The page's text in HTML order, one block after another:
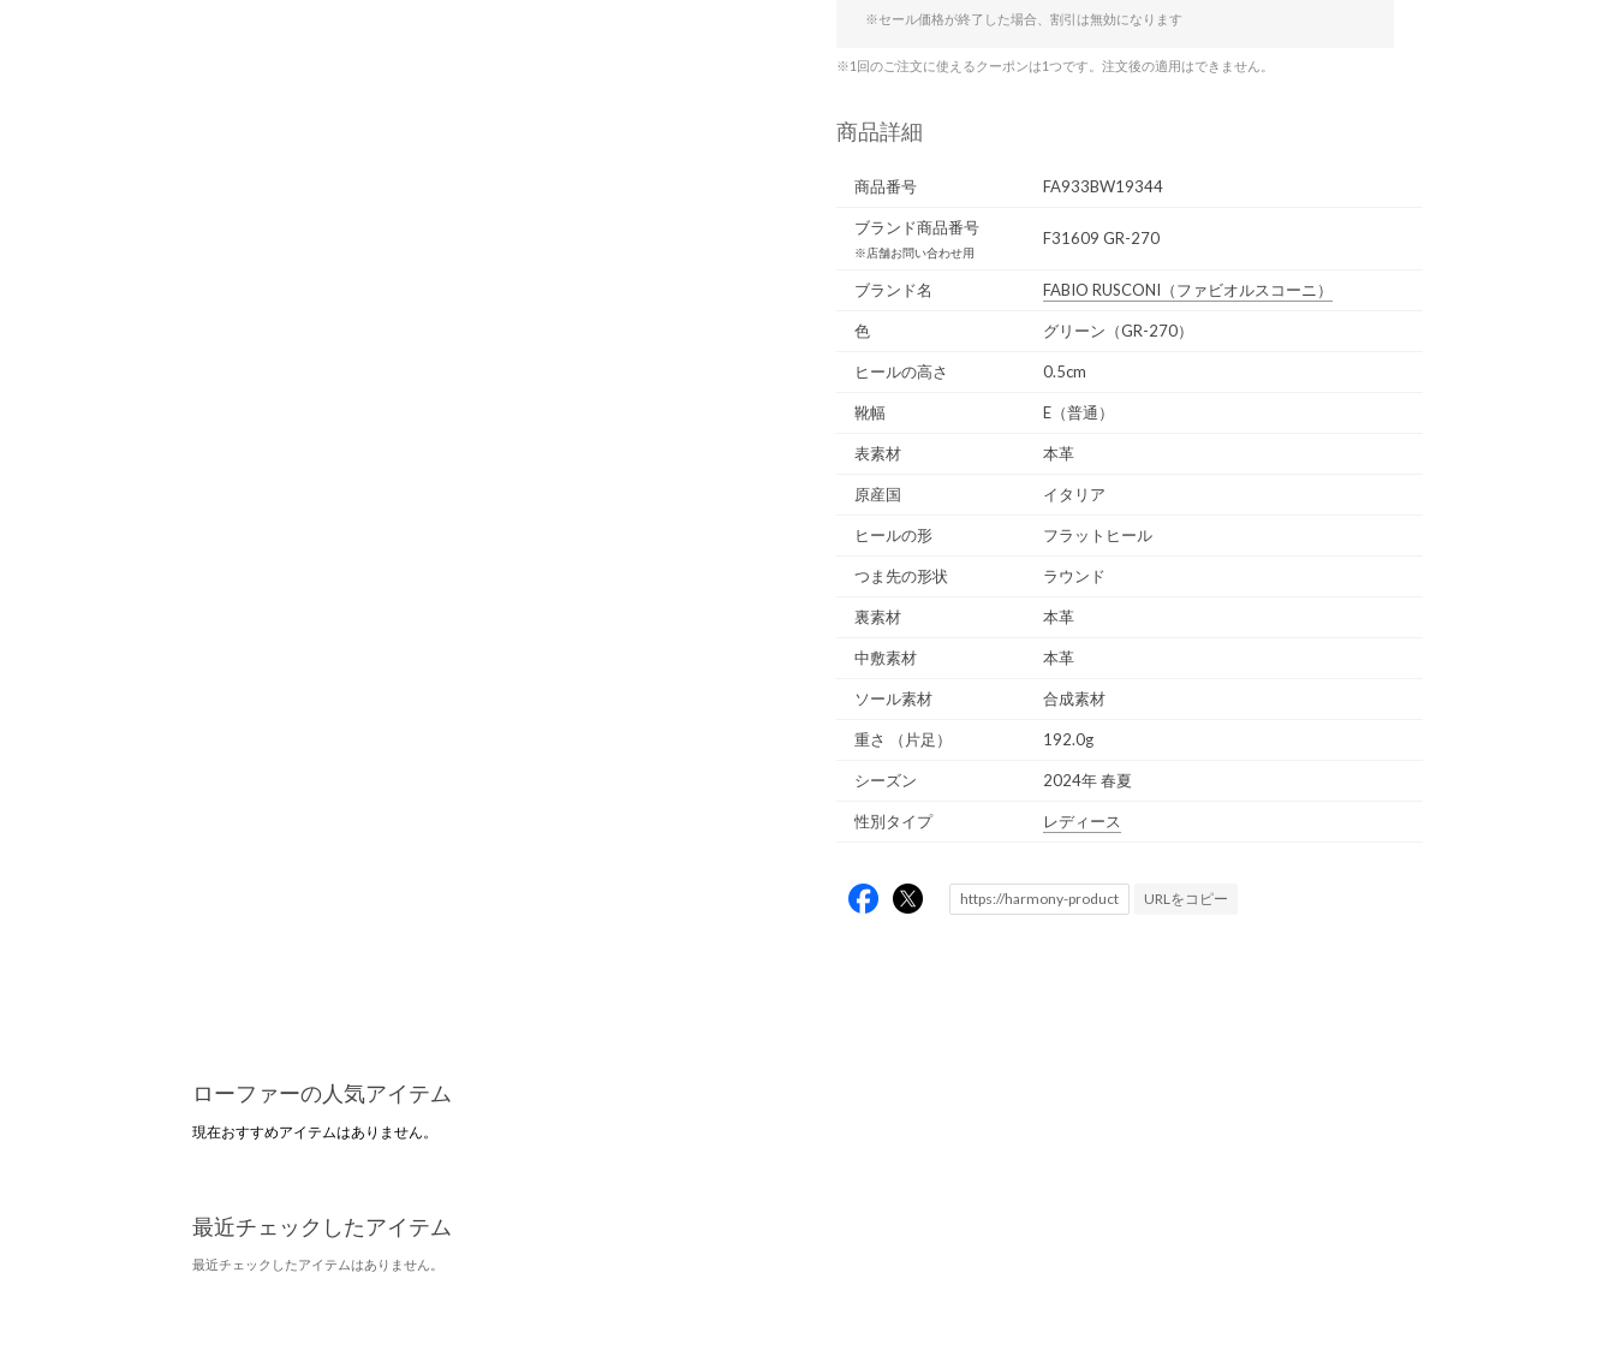
※セール価格が終了した場合、割引は無効になります
※1回のご注文に使えるクーポンは1つです。注文後の適用はできません。
商品詳細
商品番号 FA933BW19344
ブランド商品番号
※店舗お問い合わせ用
F31609 GR-270
ブランド名 FABIO RUSCONI （ファビオルスコーニ）
色 グリーン（GR-270）
ヒールの高さ 0.5cm
靴幅 E（普通）
表素材 本革
原産国 イタリア
ヒールの形 フラットヒール
つま先の形状 ラウンド
裏素材 本革
中敷素材 本革
ソール素材 合成素材
重さ （片足） 192.0g
シーズン 2024年 春夏
性別タイプ レディース
URLをコピー
ローファーの人気アイテム
現在おすすめアイテムはありません。
最近チェックしたアイテム
最近チェックしたアイテムはありません。